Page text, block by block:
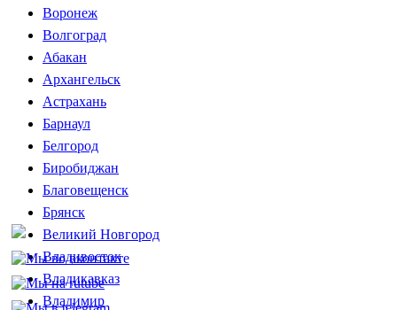
Воронеж
Волгоград
Абакан
Архангельск
Астрахань
Барнаул
Белгород
Биробиджан
Благовещенск
Брянск
Великий Новгород
Владивосток
Владикавказ
Владимир